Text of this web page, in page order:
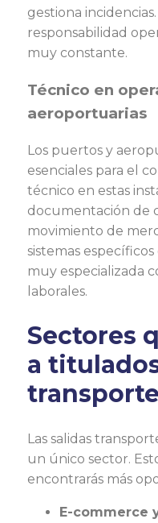
gestiona
responsabilidad
muy constante.
Técnico en
aeroportuarias
Los puertos y
esenciales para el
técnico en estas
documentación de
movimiento de
sistemas
muy especializada
laborales.
Sectores
a
Las salidas
un único sector.
encontrarás más
E-commerce